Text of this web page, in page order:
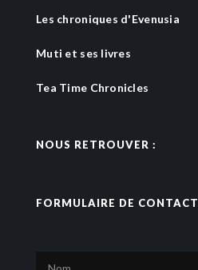
Les chroniques d'Evenusia
Muti et ses livres
Tea Time Chronicles
NOUS RETROUVER :
FORMULAIRE DE CONTACT